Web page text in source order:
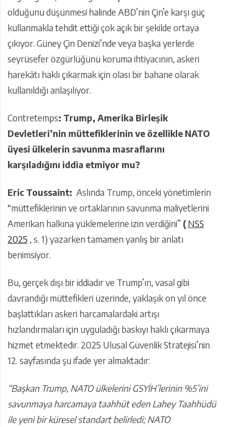
olduğunu düşünmesi halinde ABD’nin Çin’e karşı güç
kullanmakla tehdit ettiği çok açık bir şekilde ortaya
çıkıyor. Güney Çin Denizi’nde veya başka yerlerde
seyrüsefer özgürlüğünü koruma ihtiyacının, askeri
harekâtı haklı çıkarmak için olası bir bahane olarak
kullanıldığı anlaşılıyor.
Contretemps: Trump, Amerika Birleşik
Devletleri’nin müttefiklerinin ve özellikle NATO
üyesi ülkelerin savunma masraflarını
karşıladığını iddia etmiyor mu?
Eric Toussaint: Aslında Trump, önceki yönetimlerin
“müttefiklerinin ve ortaklarının savunma maliyetlerini
Amerikan halkına yüklemelerine izin verdiğini” (NSS
2025 , s. 1) yazarken tamamen yanlış bir anlatı
benimsiyor.
Bu, gerçek dışı bir iddiadır ve Trump’ın, vasal gibi
davrandığı müttefikleri üzerinde, yaklaşık on yıl önce
başlattıkları askeri harcamalardaki artışı
hızlandırmaları için uyguladığı baskıyı haklı çıkarmaya
hizmet etmektedir. 2025 Ulusal Güvenlik Stratejisi’nin
12. sayfasında şu ifade yer almaktadır:
“Başkan Trump, NATO ülkelerini GSYİH’lerinin %5’ini
savunmaya harcamaya taahhüt eden Lahey Taahhüdü
ile yeni bir küresel standart belirledi; NATO